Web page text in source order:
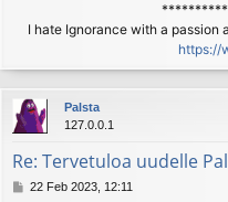
I hate Ignorance with a passion
https://
Palsta
127.0.0.1
Re: Tervetuloa uudelle
P22 Feb 2023, 12:11